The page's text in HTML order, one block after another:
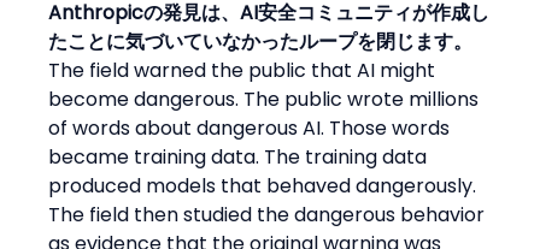
Anthropicの発見は、AI安全コミュニティが作成し
たことに気づいていなかったループを閉じます。
The field warned the public that AI might
become dangerous. The public wrote millions
of words about dangerous AI. Those words
became training data. The training data
produced models that behaved dangerously.
The field then studied the dangerous behavior
as evidence that the original warning was